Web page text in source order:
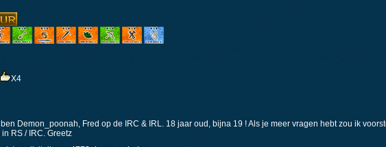
X4
Demon_poonah, Fred op de IRC & IRL. 18 jaar oud, bijna 19 ! Als je meer vragen hebt zou ik
RS / IRC. Greetz